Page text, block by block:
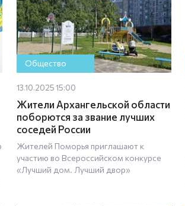
Общество
13.10.2025 15:00
Жители Архангельской области
поборются за звание лучших
соседей России
Жителей Поморья приглашают к
участию во Всероссийском конкурсе
«Лучший дом. Лучший двор»